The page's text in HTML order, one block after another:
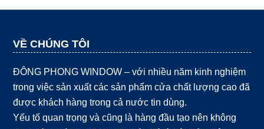
VỀ CHÚNG TÔI
ĐÔNG PHONG WINDOW – với nhiều năm kinh nghiệm
trong việc sản xuất các sản phẩm cửa chất lượng cao đã
được khách hàng trong cả nước tin dùng.
Yếu tố quan trọng và cũng là hàng đầu tạo nên không